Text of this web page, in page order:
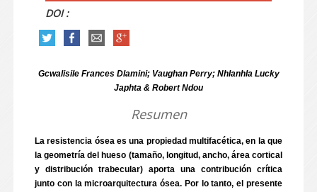
DOI :
Gcwalisile Frances Dlamini; Vaughan Perry; Nhlanhla Lucky
Japhta & Robert Ndou
Resumen
La resistencia ósea es una propiedad multifacética, en la que
la geometría del hueso (tamaño, longitud, ancho, área cortical
y distribución trabecular) aporta una contribución crítica
junto con la microarquitectura ósea. Por lo tanto, el presente